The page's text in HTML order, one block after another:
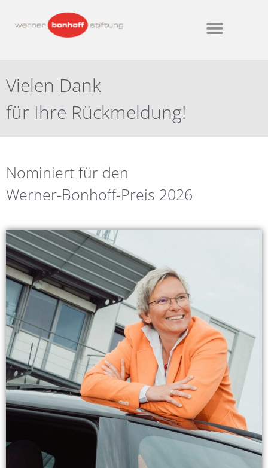
Vielen Dank
für Ihre Rückmeldung!
Nominiert für den
Werner-Bonhoff-Preis 2026